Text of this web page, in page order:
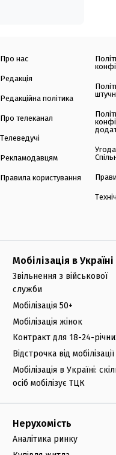
Про нас
Редакція
Редакційна політика
Про телеканал
Телеведучі
Рекламодавцям
Правила користування
Мобілізація в Україні
Звільнення з військової
служби
Мобілізація 50+
Мобілізація жінок
Контракт для 18-24-
Відстрочка від мобілізації
Мобілізація в Україні:
осіб мобілізує ТЦК
Нерухомість
Аналітика ринку